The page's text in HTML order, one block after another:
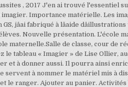
, 2017 J'en ai trouvé l'essentiel
Importance matérielle. Les
fabriqué à lâaide
Nouvelle présentation. L'école
maternelle.Salle de classe, cour de
le tableau « Imagier » de Lise Ollier,
et à donner aussi. Il pourra ainsi
à nommer le matériel mis à
le ranger. Ajouter au panier.